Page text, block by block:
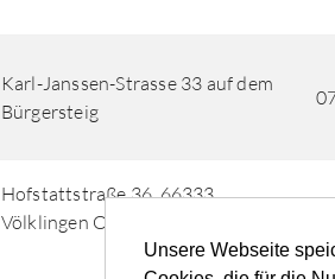
Unsere Webseite
Karl-Janssen-Strasse 33 auf dem
Bürgersteig
Hofstattstraße 36, 66333
Völklingen OT Stadtmitte